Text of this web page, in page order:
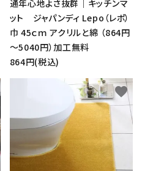
通年心地よさ抜群｜キッチンマ
ット ジャパンディ Lepo（レポ）
巾 45ｃｍ アクリルと綿 （864円
～5040円）加工無料
864円(税込)
favorite